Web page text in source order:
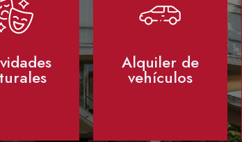
Alquiler de
vehículos